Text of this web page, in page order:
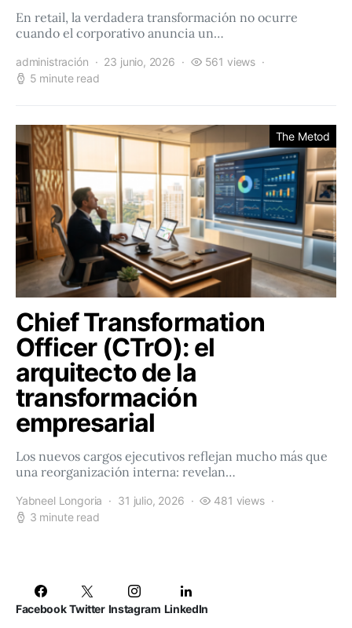
En retail, la verdadera transformación no ocurre
cuando el corporativo anuncia un…
administración 23 junio, 2026
561 views
5 minute read
The Metod
Chief Transformation
Officer (CTrO): el
arquitecto de la
transformación
empresarial
Los nuevos cargos ejecutivos reflejan mucho más que
una reorganización interna: revelan…
Yabneel Longoria 31 julio, 2026
481 views
3 minute read
Facebook Twitter Instagram LinkedIn